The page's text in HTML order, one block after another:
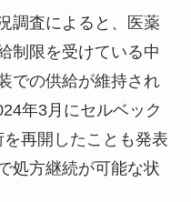
調査によると、医薬
制限を受けている中
での供給が維持され
年3月にセルベック
再開したことも発表
処方継続が可能な状